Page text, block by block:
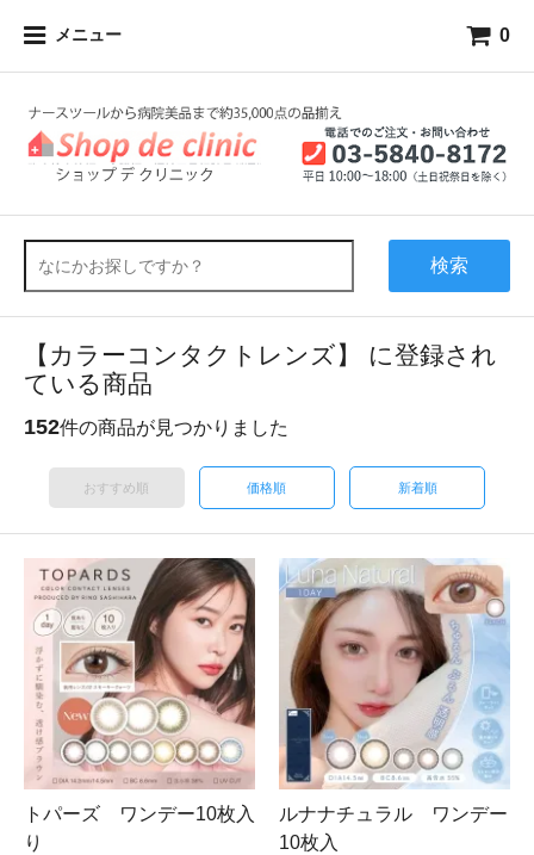
メニュー 0
検索
【カラーコンタクトレンズ】 に登録され
ている商品
152件の商品が見つかりました
おすすめ順 価格順 新着順
トパーズ ワンデー10枚入
り
ルナナチュラル ワンデー
10枚入